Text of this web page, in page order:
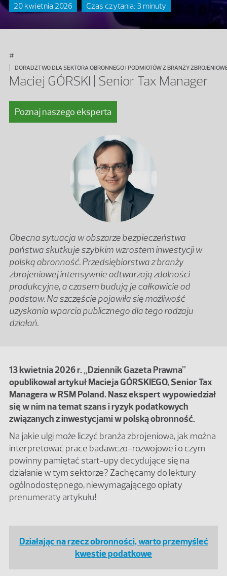
20 kwietnia 2026 Czas czytania: 3 minuty
#
DORADZTWO DLA SEKTORA OBRONNEGO I PODMIOTÓW Z BRANŻY
Maciej GÓRSKI | Senior Tax Manager
Poznaj naszego eksperta
Obecna sytuacja w obszarze bezpieczeństwa
państwa skutkuje szybkim wzrostem inwestycji w
polską obronność. Przedsiębiorstwa z branży
zbrojeniowej intensywnie odtwarzają zdolności
produkcyjne, a czasem budują je całkowicie od
podstaw. Na szczęście pojawiła się możliwość
uzyskania wparcia publicznego dla tego rodzaju
działań.
13 kwietnia 2026 r. „Dziennik Gazeta Prawna”
opublikował artykuł Macieja GÓRSKIEGO, Senior Tax
Managera w RSM Poland. Nasz ekspert wypowiedział
się w nim na temat szans i ryzyk podatkowych
związanych z inwestycjami w polską obronność.
Na jakie ulgi może liczyć branża zbrojeniowa, jak można
interpretować prace badawczo-rozwojowe i o czym
powinny pamiętać start-upy decydujące się na
działanie w tym sektorze? Zachęcamy do lektury
ogólnodostępnego, niewymagającego opłaty
prenumeraty artykułu!
Działając na rzecz obronności, warto przemyśleć
kwestie podatkowe